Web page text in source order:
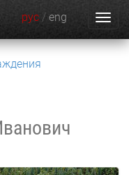
рус / eng